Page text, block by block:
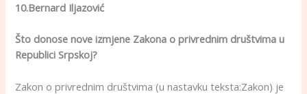
10.Bernard Iljazović
Što donose nove izmjene Zakona o privrednim društvima u
Republici Srpskoj?
Zakon o privrednim društvima (u nastavku teksta:Zakon) je